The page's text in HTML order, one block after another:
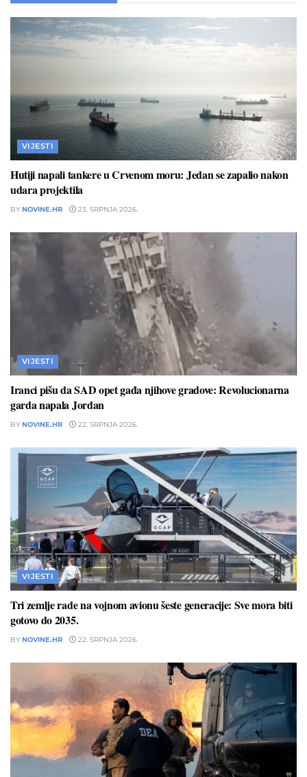
VIJESTI
Hutiji napali tankere u Crvenom moru: Jedan se zapalio nakon
udara projektila
BY NOVINE.HR 23. SRPNJA 2026.
VIJESTI
Iranci pišu da SAD opet gađa njihove gradove: Revolucionarna
garda napala Jordan
BY NOVINE.HR 22. SRPNJA 2026.
VIJESTI
Tri zemlje rade na vojnom avionu šeste generacije: Sve mora biti
gotovo do 2035.
BY NOVINE.HR 22. SRPNJA 2026.